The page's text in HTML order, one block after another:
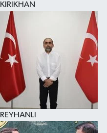
KIRIKHAN
REYHANLI